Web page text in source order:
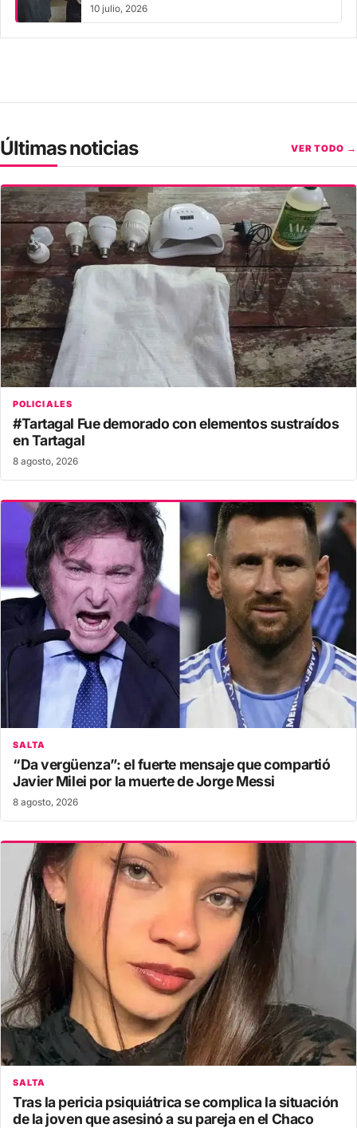
10 julio, 2026
Últimas noticias VER TODO →
POLICIALES
#Tartagal Fue demorado con elementos sustraídos
en Tartagal
8 agosto, 2026
SALTA
“Da vergüenza”: el fuerte mensaje que compartió
Javier Milei por la muerte de Jorge Messi
8 agosto, 2026
SALTA
Tras la pericia psiquiátrica se complica la situación
de la joven que asesinó a su pareja en el Chaco